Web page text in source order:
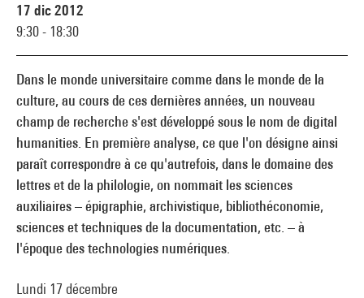
Dans le monde universitaire comme dans le monde de la
culture, au cours de ces dernières années, un nouveau
champ de recherche s'est développé sous le nom de digital
humanities. En première analyse, ce que l'on désigne ainsi
paraît correspondre à ce qu'autrefois, dans le domaine des
lettres et de la philologie, on nommait les sciences
auxiliaires – épigraphie, archivistique, bibliothéconomie,
sciences et techniques de la documentation, etc. – à
l'époque des technologies numériques.
Lundi 17 décembre
17 dic 2012
9:30 - 18:30